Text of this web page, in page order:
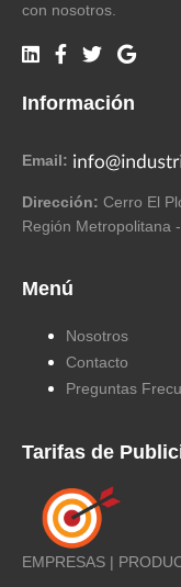
con nosotros.
Información
Email:
Dirección: Cerro El
Región Metropolitana
Menú
Nosotros
Contacto
Preguntas
Tarifas de
EMPRESAS |